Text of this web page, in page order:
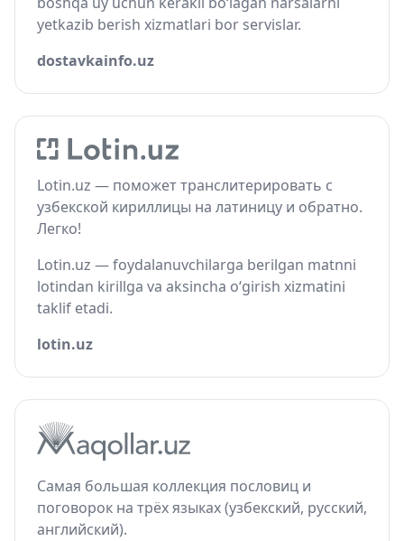
yetkazib berish xizmatlari bor servislar.
dostavkainfo.uz
Lotin.uz — поможет транслитерировать с
узбекской кириллицы на латиницу и обратно.
Легко!
Lotin.uz — foydalanuvchilarga berilgan matnni
lotindan kirillga va aksincha o‘girish xizmatini
taklif etadi.
lotin.uz
Самая большая коллекция пословиц и
поговорок на трёх языках (узбекский, русский,
английский).